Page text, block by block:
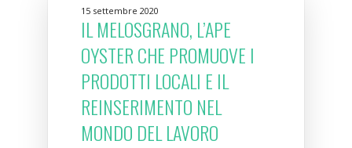
15 settembre 2020
IL MELOSGRANO, L’APE
OYSTER CHE PROMUOVE I
PRODOTTI LOCALI E IL
REINSERIMENTO NEL
MONDO DEL LAVORO